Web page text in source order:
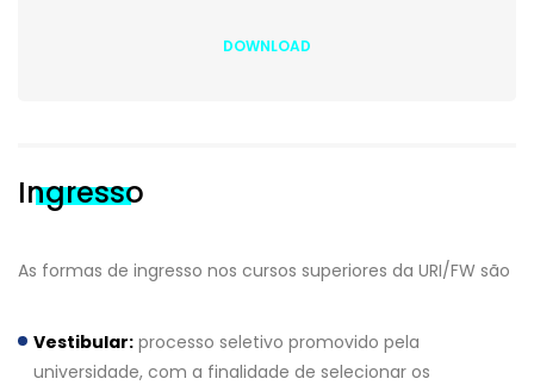
DOWNLOAD
Ingresso
As formas de ingresso nos cursos superiores da URI/FW são
Vestibular: processo seletivo promovido pela
universidade, com a finalidade de selecionar os